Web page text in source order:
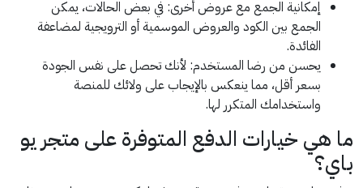
إمكانية الجمع مع عروض أخرى: في بعض الحالات، يمكن
الجمع بين الكود والعروض الموسمية أو الترويجية لمضاعفة
الفائدة.
يحسن من رضا المستخدم: لأنك تحصل على نفس الجودة
بسعر أقل، مما ينعكس بالإيجاب على ولائك للمنصة
واستخدامك المتكرر لها.
ما هي خيارات الدفع المتوفرة على متجر يو
باي؟